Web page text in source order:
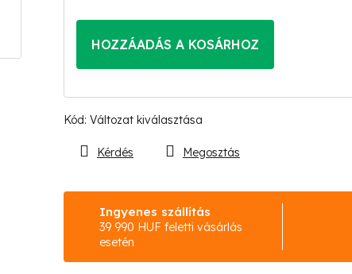
Kód: Változat kiválasztása
HOZZÁADÁS A KOSÁRHOZ
Ingyenes szállítás
39 990 HUF feletti vásárlás
esetén
Kérdés Megosztás